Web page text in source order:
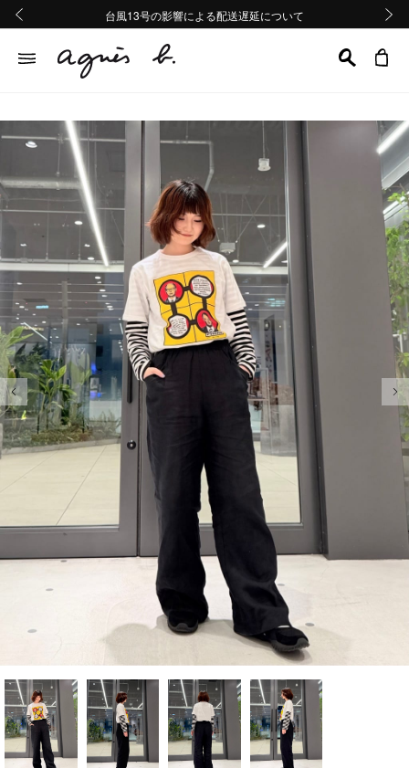
熊本地域地震の影響による配送遅延について
Summer Sale 2buy10%OFF!!
台風13号の影響による配送遅延について
熊本地域地震の影響による配送遅延について
Summer Sale 2buy10%OFF!!
前の画像